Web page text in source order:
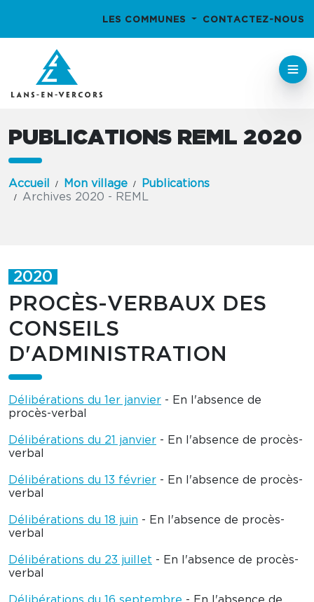
LES COMMUNES CONTACTEZ-NOUS
PUBLICATIONS REML 2020
Accueil Mon village
Publications
Archives 2020 - REML
2020
PROCÈS-VERBAUX DES
CONSEILS
D'ADMINISTRATION
Délibérations du 1er janvier - En l'absence de
procès-verbal
Délibérations du 21 janvier - En l'absence de procès-
verbal
Délibérations du 13 février - En l'absence de procès-
verbal
Délibérations du 18 juin - En l'absence de procès-
verbal
Délibérations du 23 juillet - En l'absence de procès-
verbal